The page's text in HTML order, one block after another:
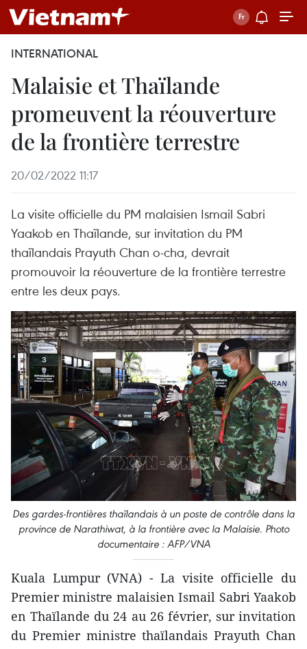
INTERNATIONAL
Malaisie et Thaïlande
promeuvent la réouverture
de la frontière terrestre
20/02/2022 11:17
La visite officielle du PM malaisien Ismail Sabri
Yaakob en Thaïlande, sur invitation du PM
thaïlandais Prayuth Chan o-cha, devrait
promouvoir la réouverture de la frontière terrestre
entre les deux pays.
Des gardes-frontières thaïlandais à un poste de contrôle dans la
province de Narathiwat, à la frontière avec la Malaisie. Photo
documentaire : AFP/VNA
Kuala Lumpur (VNA) - La visite officielle du
Premier ministre malaisien Ismail Sabri Yaakob
en Thaïlande du 24 au 26 février, sur invitation
du Premier ministre thaïlandais Prayuth Chan